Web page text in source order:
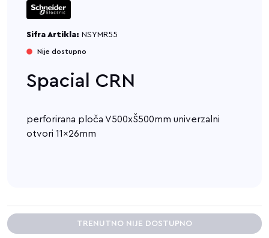
Sifra Artikla: NSYMR55
Nije dostupno
Spacial CRN
perforirana ploča V500xŠ500mm univerzalni
otvori 11x26mm
TRENUTNO NIJE DOSTUPNO